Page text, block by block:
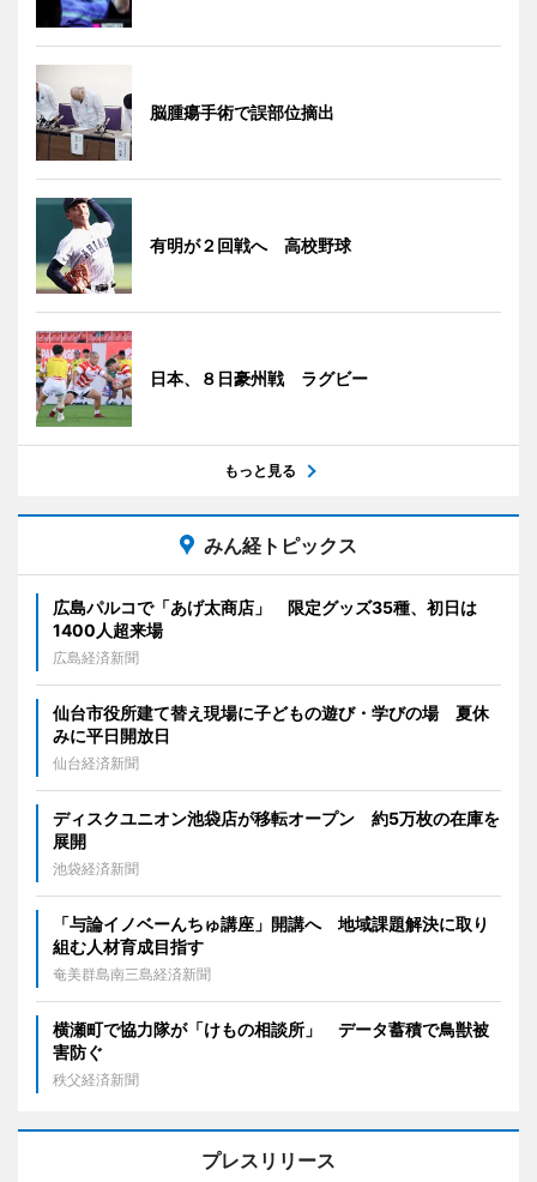
脳腫瘍手術で誤部位摘出
有明が２回戦へ 高校野球
日本、８日豪州戦 ラグビー
もっと見る
みん経トピックス
広島パルコで「あげ太商店」 限定グッズ35種、初日は
1400人超来場
広島経済新聞
仙台市役所建て替え現場に子どもの遊び・学びの場 夏休
みに平日開放日
仙台経済新聞
ディスクユニオン池袋店が移転オープン 約5万枚の在庫を
展開
池袋経済新聞
「与論イノベーんちゅ講座」開講へ 地域課題解決に取り
組む人材育成目指す
奄美群島南三島経済新聞
横瀬町で協力隊が「けもの相談所」 データ蓄積で鳥獣被
害防ぐ
秩父経済新聞
プレスリリース